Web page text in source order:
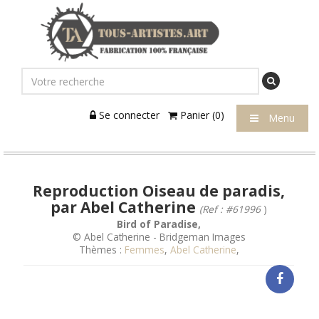
Se connecter Panier (0) Menu
Reproduction Oiseau de paradis,
par Abel Catherine (Ref : #61996)
Bird of Paradise,
© Abel Catherine - Bridgeman Images
Thèmes : Femmes, Abel Catherine,